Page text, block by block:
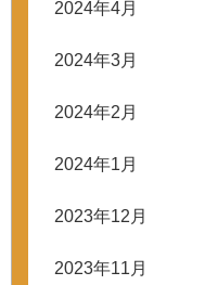
2024年4月
2024年3月
2024年2月
2024年1月
2023年12月
2023年11月